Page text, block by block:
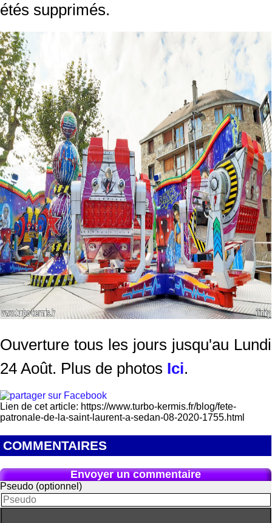
étés supprimés.
Ouverture tous les jours jusqu'au Lundi
24 Août. Plus de photos Ici.
Lien de cet article: https://www.turbo-kermis.fr/blog/fete-
patronale-de-la-saint-laurent-a-sedan-08-2020-1755.html
COMMENTAIRES
Envoyer un commentaire
Pseudo (optionnel)